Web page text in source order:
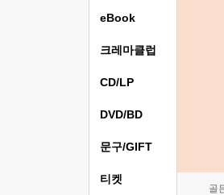
골
eBook
크레마클럽
CD/LP
DVD/BD
문구/GIFT
티켓